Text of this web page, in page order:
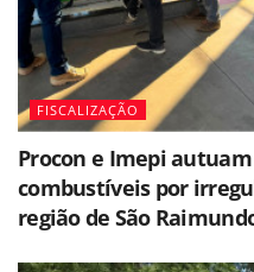
FISCALIZAÇÃO
Procon e Imepi autuam
combustíveis por
região de São